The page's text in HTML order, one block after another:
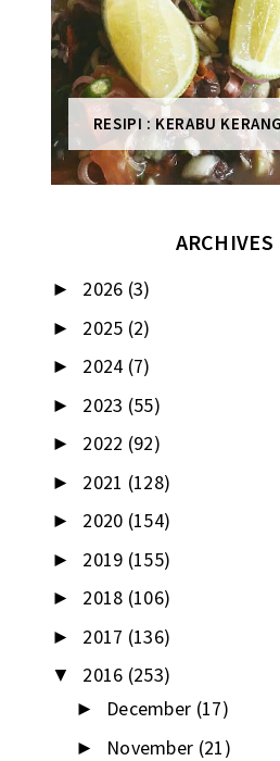
RESIPI : KERABU
ARCHIVES
► 2026 (3)
► 2025 (2)
► 2024 (7)
► 2023 (55)
► 2022 (92)
► 2021 (128)
► 2020 (154)
► 2019 (155)
► 2018 (106)
► 2017 (136)
▼ 2016 (253)
► December (17)
► November (21)